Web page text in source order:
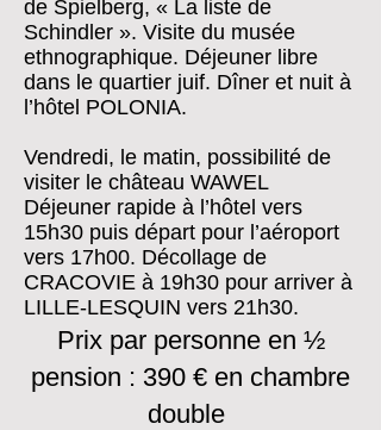
de Spielberg, « La liste de
Schindler ». Visite du musée
ethnographique. Déjeuner libre
dans le quartier juif. Dîner et nuit à
l’hôtel POLONIA.
Vendredi, le matin, possibilité de
visiter le château WAWEL
Déjeuner rapide à l’hôtel vers
15h30 puis départ pour l’aéroport
vers 17h00. Décollage de
CRACOVIE à 19h30 pour arriver à
LILLE-LESQUIN vers 21h30.
Prix par personne en ½
pension : 390 € en chambre
double